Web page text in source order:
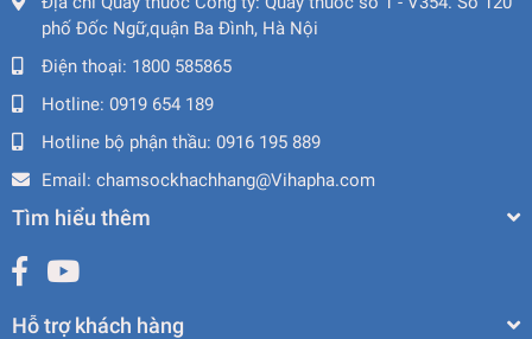
phố Đốc Ngữ,quận Ba Đình, Hà Nội
Điện thoại: 1800 585865
Hotline: 0919 654 189
Hotline bộ phận thầu: 0916 195 889
Email: chamsockhachhang@Vihapha.com
Tìm hiểu thêm
Hỗ trợ khách hàng